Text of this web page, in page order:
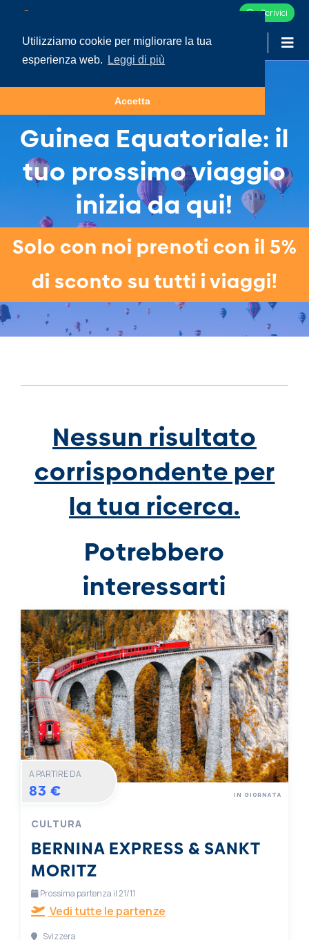
Utilizziamo cookie per migliorare la tua
esperienza web.
Leggi di più
Accetta
Scrivici
Tour e Vacanze in
Guinea Equatoriale: il
tuo prossimo viaggio
inizia da qui!
Solo con noi prenoti con il 5%
di sconto su tutti i viaggi!
Nessun risultato
corrispondente per
la tua ricerca.
Potrebbero
interessarti
A PARTIRE DA
83 €
CULTURA
BERNINA EXPRESS & SANKT
MORITZ
IN GIORNATA
Prossima partenza il 21/11
Vedi tutte le partenze
Svizzera